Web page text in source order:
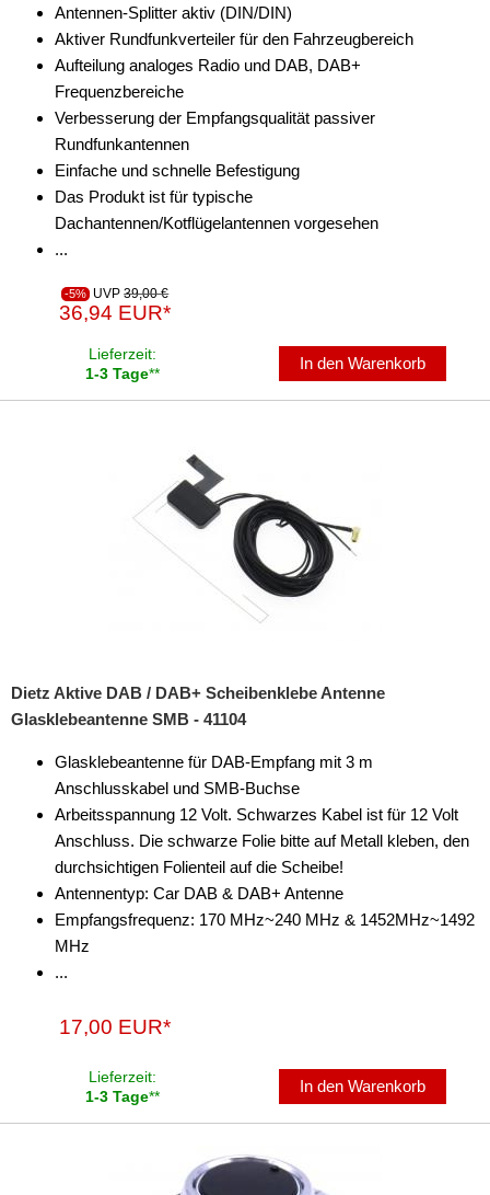
Antennen-Splitter aktiv (DIN/DIN)
Aktiver Rundfunkverteiler für den Fahrzeugbereich
Aufteilung analoges Radio und DAB, DAB+
Frequenzbereiche
Verbesserung der Empfangsqualität passiver
Rundfunkantennen
Einfache und schnelle Befestigung
Das Produkt ist für typische
Dachantennen/Kotflügelantennen vorgesehen
...
-5% UVP 39,00 €
36,94 EUR*
Lieferzeit:
1-3 Tage**
In den Warenkorb
Dietz Aktive DAB / DAB+ Scheibenklebe Antenne
Glasklebeantenne SMB - 41104
Glasklebeantenne für DAB-Empfang mit 3 m
Anschlusskabel und SMB-Buchse
Arbeitsspannung 12 Volt. Schwarzes Kabel ist für 12 Volt
Anschluss. Die schwarze Folie bitte auf Metall kleben, den
durchsichtigen Folienteil auf die Scheibe!
Antennentyp: Car DAB & DAB+ Antenne
Empfangsfrequenz: 170 MHz~240 MHz & 1452MHz~1492
MHz
...
17,00 EUR*
Lieferzeit:
1-3 Tage**
In den Warenkorb